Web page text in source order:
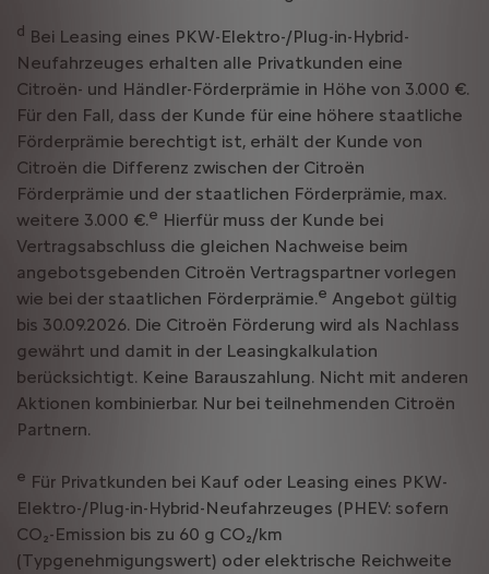
d Bei Leasing eines PKW-Elektro-/Plug-in-Hybrid-
Neufahrzeuges erhalten alle Privatkunden eine
Citroën- und Händler-Förderprämie in Höhe von 3.000 €.
Für den Fall, dass der Kunde für eine höhere staatliche
Förderprämie berechtigt ist, erhält der Kunde von
Citroën die Differenz zwischen der Citroën
Förderprämie und der staatlichen Förderprämie, max.
weitere 3.000 €.e Hierfür muss der Kunde bei
Vertragsabschluss die gleichen Nachweise beim
angebotsgebenden Citroën Vertragspartner vorlegen
wie bei der staatlichen Förderprämie.e Angebot gültig
bis 30.09.2026. Die Citroën Förderung wird als Nachlass
gewährt und damit in der Leasingkalkulation
berücksichtigt. Keine Barauszahlung. Nicht mit anderen
Aktionen kombinierbar. Nur bei teilnehmenden Citroën
Partnern.
e Für Privatkunden bei Kauf oder Leasing eines PKW-
Elektro-/Plug-in-Hybrid-Neufahrzeuges (PHEV: sofern
CO₂-Emission bis zu 60 g CO₂/km
(Typgenehmigungswert) oder elektrische Reichweite